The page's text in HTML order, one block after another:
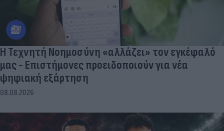
Η Τεχνητή Νοημοσύνη «αλλάζει» τον εγκέφαλό
μας - Eπιστήμονες προειδοποιούν για νέα
ψηφιακή εξάρτηση
08.08.2026